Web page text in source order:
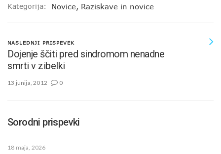
Kategorija: Novice, Raziskave in novice
NASLEDNJI PRISPEVEK
Dojenje ščiti pred sindromom nenadne
smrti v zibelki
13 junija, 2012 0
Sorodni prispevki
18 maja, 2026